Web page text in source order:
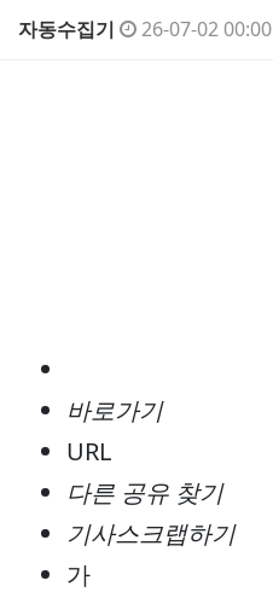
자동수집기 26-07-02 00:00
바로가기
URL
다른 공유 찾기
기사스크랩하기
가